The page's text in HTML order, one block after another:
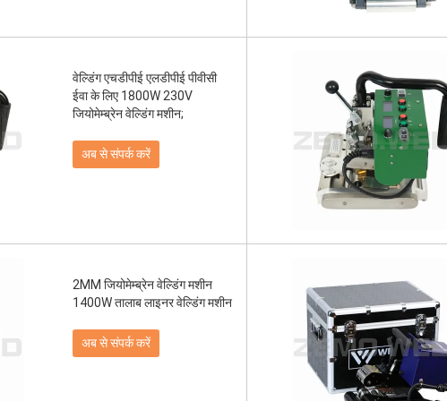
वेल्डिंग एचडीपीई एलडीपीई पीवीसी
ईवा के लिए 1800W 230V
जियोमेम्ब्रेन वेल्डिंग मशीन;
अब से संपर्क करें
2MM जियोमेम्ब्रेन वेल्डिंग मशीन
1400W तालाब लाइनर वेल्डिंग मशीन
अब से संपर्क करें